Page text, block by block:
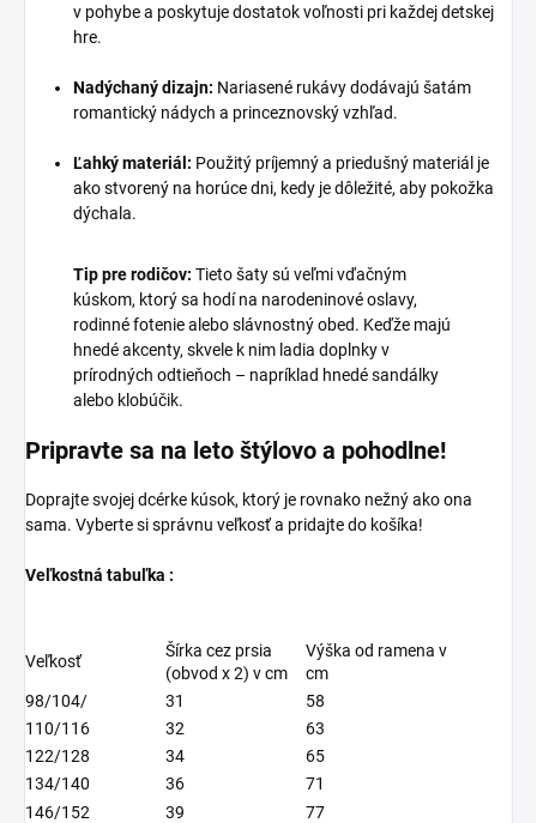
v pohybe a poskytuje dostatok voľnosti pri každej detskej
hre.
Nadýchaný dizajn: Nariasené rukávy dodávajú šatám
romantický nádych a princeznovský vzhľad.
Ľahký materiál: Použitý príjemný a priedušný materiál je
ako stvorený na horúce dni, kedy je dôležité, aby pokožka
dýchala.
Tip pre rodičov: Tieto šaty sú veľmi vďačným
kúskom, ktorý sa hodí na narodeninové oslavy,
rodinné fotenie alebo slávnostný obed. Keďže majú
hnedé akcenty, skvele k nim ladia doplnky v
prírodných odtieňoch – napríklad hnedé sandálky
alebo klobúčik.
Pripravte sa na leto štýlovo a pohodlne!
Doprajte svojej dcérke kúsok, ktorý je rovnako nežný ako ona
sama. Vyberte si správnu veľkosť a pridajte do košíka!
Veľkostná tabuľka :
Veľkosť
Šírka cez prsia
(obvod x 2) v cm
Výška od ramena v
cm
98/104/
31
58
110/116
32
63
122/128
34
65
134/140
36
71
146/152
39
77